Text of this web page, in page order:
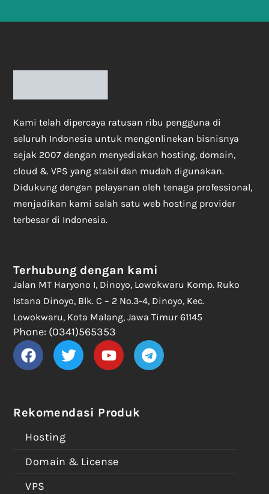
Kami telah dipercaya ratusan ribu pengguna di
seluruh Indonesia untuk mengonlinekan bisnisnya
sejak 2007 dengan menyediakan hosting, domain,
cloud & VPS yang stabil dan mudah digunakan.
Didukung dengan pelayanan oleh tenaga professional,
menjadikan kami salah satu web hosting provider
terbesar di Indonesia.
Rekomendasi Produk
Hosting
Domain & License
VPS
Terhubung dengan kami
Jalan MT Haryono I, Dinoyo, Lowokwaru Komp. Ruko
Istana Dinoyo, Blk. C – 2 No.3-4, Dinoyo, Kec.
Lowokwaru, Kota Malang, Jawa Timur 61145
Phone: (0341)565353